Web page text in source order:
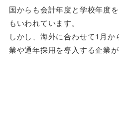
国からも会計年度と学校年度
もいわれています。
しかし、海外に合わせて1月
業や通年採用を導入する企業